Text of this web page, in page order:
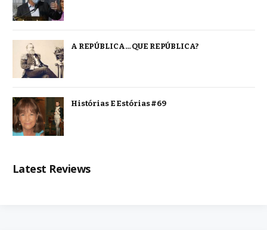
A REPÚBLICA… QUE REPÚBLICA?
Histórias E Estórias #69
Latest Reviews